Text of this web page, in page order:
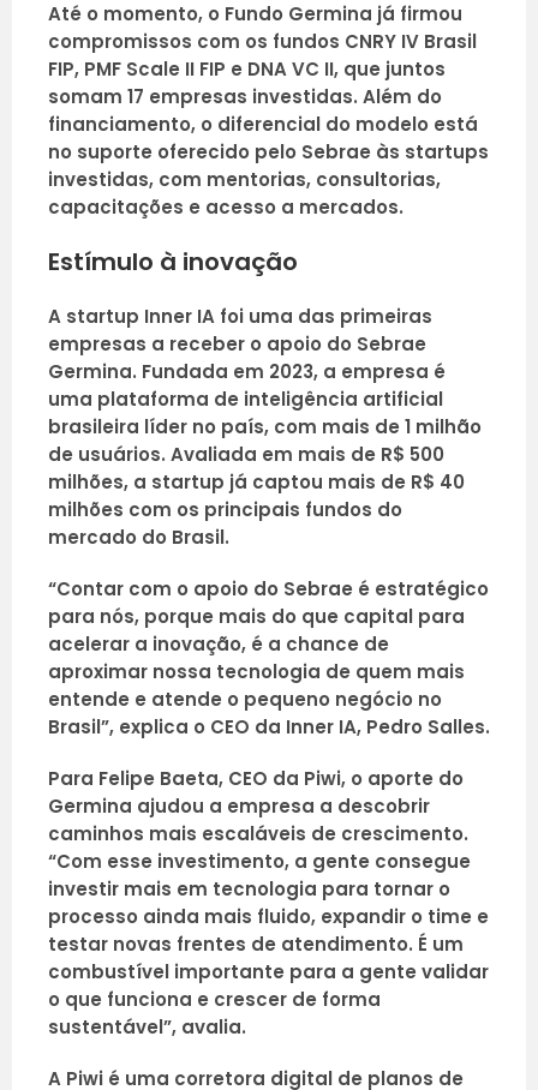
Até o momento, o Fundo Germina já firmou
compromissos com os fundos CNRY IV Brasil
FIP, PMF Scale II FIP e DNA VC II, que juntos
somam 17 empresas investidas. Além do
financiamento, o diferencial do modelo está
no suporte oferecido pelo Sebrae às startups
investidas, com mentorias, consultorias,
capacitações e acesso a mercados.
Estímulo à inovação
A startup Inner IA foi uma das primeiras
empresas a receber o apoio do Sebrae
Germina. Fundada em 2023, a empresa é
uma plataforma de inteligência artificial
brasileira líder no país, com mais de 1 milhão
de usuários. Avaliada em mais de R$ 500
milhões, a startup já captou mais de R$ 40
milhões com os principais fundos do
mercado do Brasil.
“Contar com o apoio do Sebrae é estratégico
para nós, porque mais do que capital para
acelerar a inovação, é a chance de
aproximar nossa tecnologia de quem mais
entende e atende o pequeno negócio no
Brasil”, explica o CEO da Inner IA, Pedro Salles.
Para Felipe Baeta, CEO da Piwi, o aporte do
Germina ajudou a empresa a descobrir
caminhos mais escaláveis de crescimento.
“Com esse investimento, a gente consegue
investir mais em tecnologia para tornar o
processo ainda mais fluido, expandir o time e
testar novas frentes de atendimento. É um
combustível importante para a gente validar
o que funciona e crescer de forma
sustentável”, avalia.
A Piwi é uma corretora digital de planos de